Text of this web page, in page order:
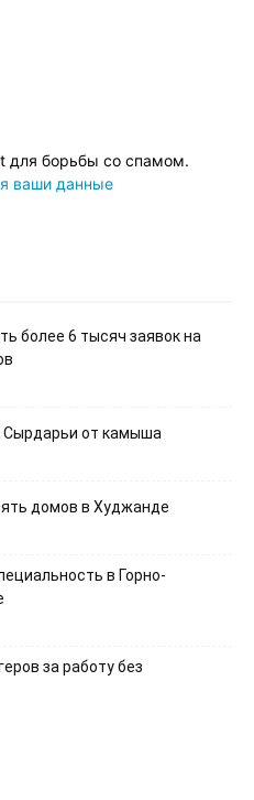
для борьбы со спамом.
ваши данные
более 6 тысяч заявок на
Сырдарьи от камыша
домов в Худжанде
в Горно-
за работу без